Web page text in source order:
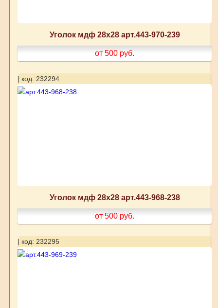
Уголок мдф 28х28 арт.443-970-239
от 500 руб.
| код: 232294
Уголок мдф 28х28 арт.443-968-238
от 500 руб.
| код: 232295